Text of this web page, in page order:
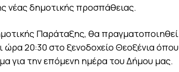
νέας δημοτικής προσπάθειας.
Παράταξης, θα πραγματοποιηθεί
ώρα 20:30 στο ξενοδοχείο Θεοξένια όπου
για την επόμενη ημέρα του Δήμου μας.